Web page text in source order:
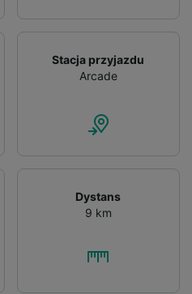
Stacja przyjazdu
Arcade
Dystans
9 km